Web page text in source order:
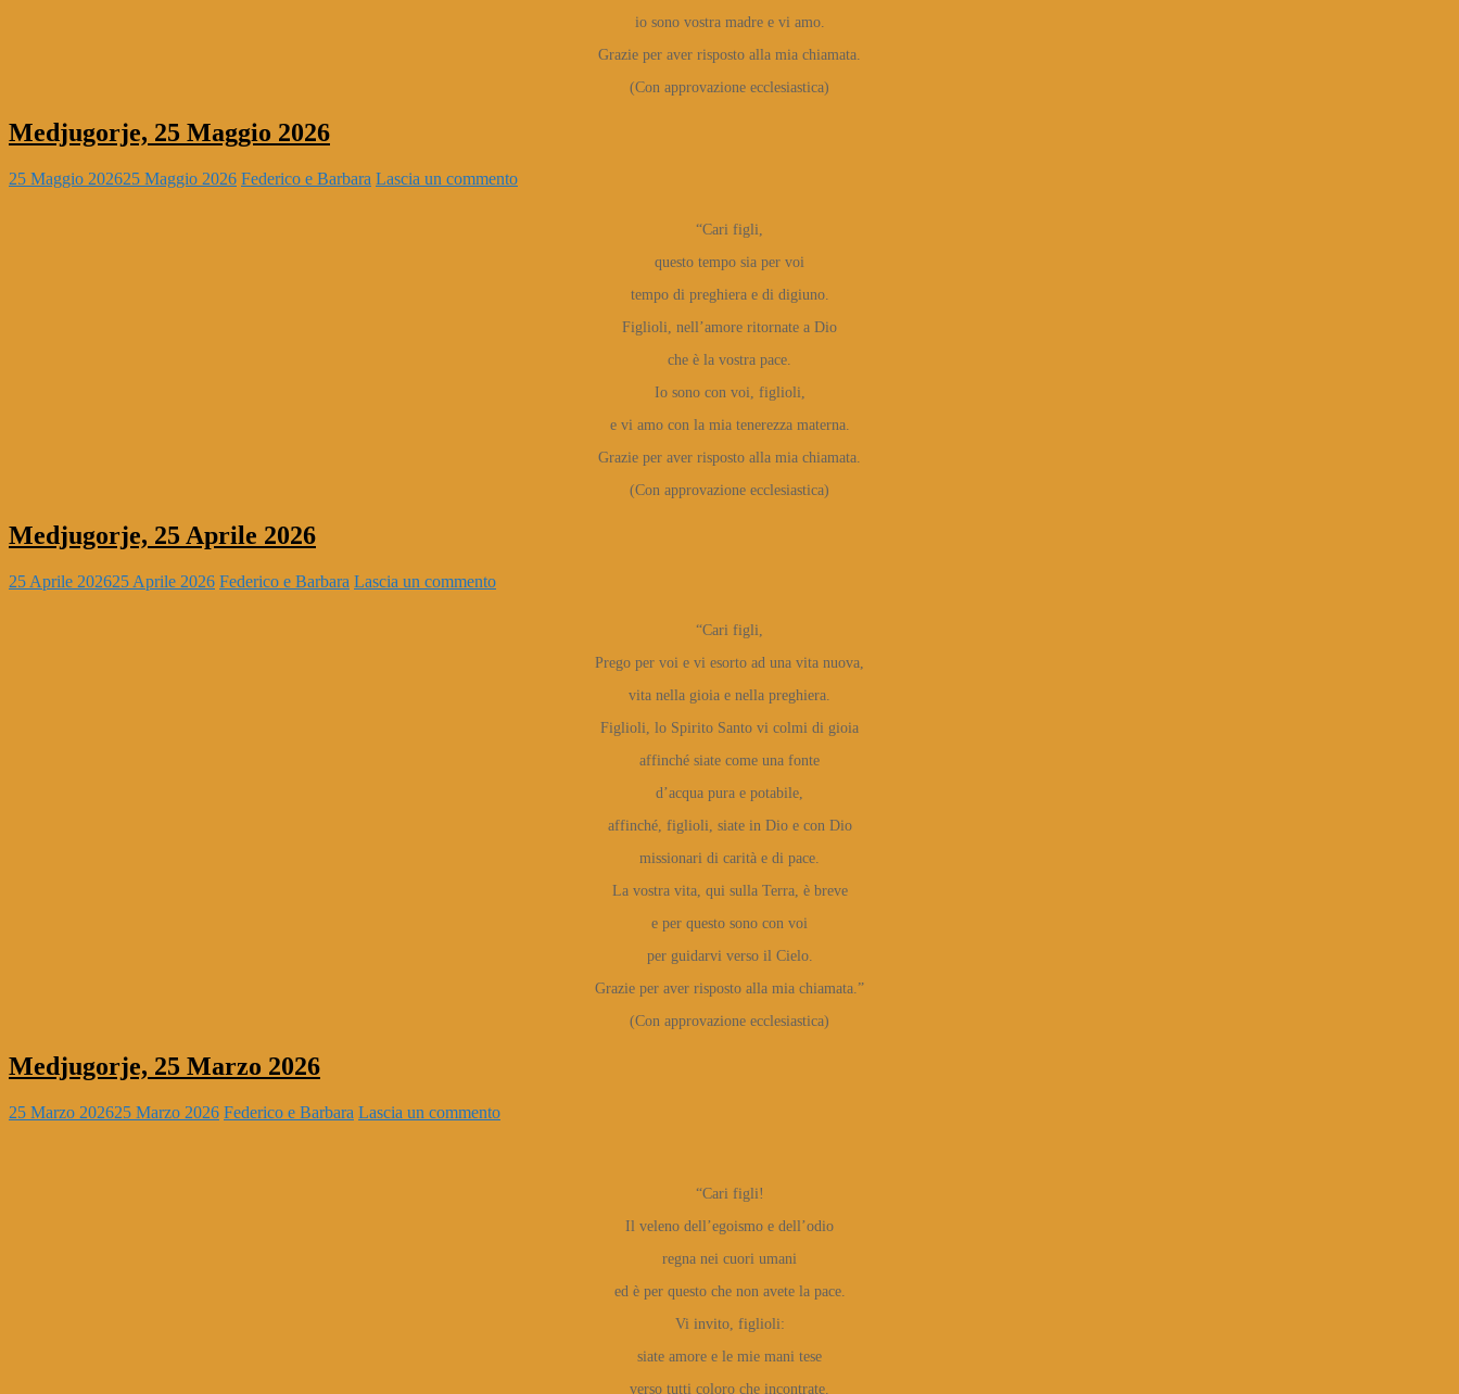
io sono vostra madre e vi amo.
Grazie per aver risposto alla mia chiamata.
(Con approvazione ecclesiastica)
Medjugorje, 25 Maggio 2026
25 Maggio 202625 Maggio 2026 Federico e Barbara Lascia un commento
“Cari figli,
questo tempo sia per voi
tempo di preghiera e di digiuno.
Figlioli, nell’amore ritornate a Dio
che è la vostra pace.
Io sono con voi, figlioli,
e vi amo con la mia tenerezza materna.
Grazie per aver risposto alla mia chiamata.
(Con approvazione ecclesiastica)
Medjugorje, 25 Aprile 2026
25 Aprile 202625 Aprile 2026 Federico e Barbara Lascia un commento
“Cari figli,
Prego per voi e vi esorto ad una vita nuova,
vita nella gioia e nella preghiera.
Figlioli, lo Spirito Santo vi colmi di gioia
affinché siate come una fonte
d’acqua pura e potabile,
affinché, figlioli, siate in Dio e con Dio
missionari di carità e di pace.
La vostra vita, qui sulla Terra, è breve
e per questo sono con voi
per guidarvi verso il Cielo.
Grazie per aver risposto alla mia chiamata.”
(Con approvazione ecclesiastica)
Medjugorje, 25 Marzo 2026
25 Marzo 202625 Marzo 2026 Federico e Barbara Lascia un commento
“Cari figli!
Il veleno dell’egoismo e dell’odio
regna nei cuori umani
ed è per questo che non avete la pace.
Vi invito, figlioli:
siate amore e le mie mani tese
verso tutti coloro che incontrate.